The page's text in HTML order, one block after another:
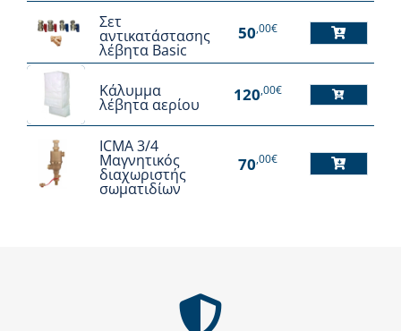
Σετ
αντικατάστασης
λέβητα Basic
50 ,00€
Κάλυμμα
λέβητα αερίου 120,00€
Αυτό
το
προϊόν
έχει
ICMA 3/4
Μαγνητικός
διαχωριστής
σωματιδίων
70,00€